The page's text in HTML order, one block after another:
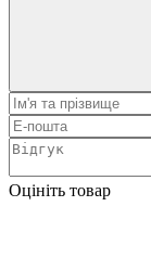
Оцініть товар